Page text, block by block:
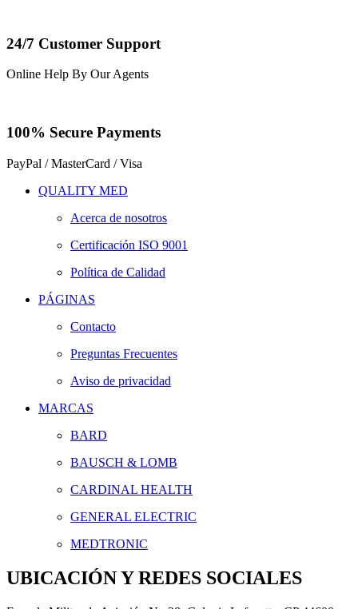
24/7 Customer Support
Online Help By Our Agents
100% Secure Payments
PayPal / MasterCard / Visa
QUALITY MED
Acerca de nosotros
Certificación ISO 9001
Política de Calidad
PÁGINAS
Contacto
Preguntas Frecuentes
Aviso de privacidad
MARCAS
BARD
BAUSCH & LOMB
CARDINAL HEALTH
GENERAL ELECTRIC
MEDTRONIC
UBICACIÓN Y REDES SOCIALES